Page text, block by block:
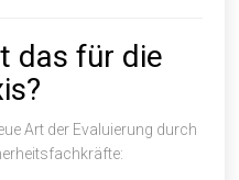
das für die
Art der Evaluierung durch